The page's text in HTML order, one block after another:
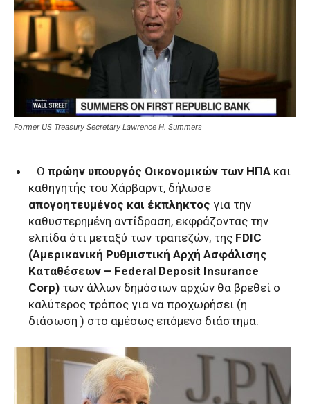
Former US Treasury Secretary Lawrence H. Summers
Ο πρώην υπουργός Οικονομικών των ΗΠΑ και
καθηγητής του Χάρβαρντ, δήλωσε
απογοητευμένος και έκπληκτος για την
καθυστερημένη αντίδραση, εκφράζοντας την
ελπίδα ότι μεταξύ των τραπεζών, της FDIC
(Αμερικανική Ρυθμιστική Αρχή Ασφάλισης
Καταθέσεων – Federal Deposit Insurance
Corp) των άλλων δημόσιων αρχών θα βρεθεί ο
καλύτερος τρόπος για να προχωρήσει (η
διάσωση ) στο αμέσως επόμενο διάστημα.